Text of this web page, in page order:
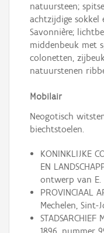
natuursteen;
achtzijdige
Savonnière;
middenbeuk met
colonetten,
natuurstenen
Mobilair
Neogotisch
biechtstoelen.
KONINKLIJKE
EN
ontwerp van E.
PROVINCIAAL
Mechelen, Sint-